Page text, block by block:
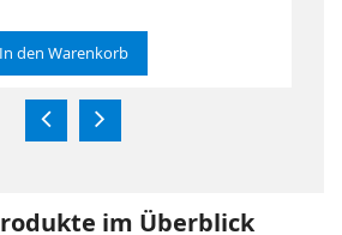
In den Warenkorb
im Überblick